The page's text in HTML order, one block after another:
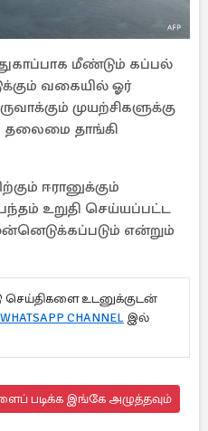
மீண்டும் கப்பல்
வகையில் ஓர்
முயற்சிகளுக்கு
தலைமை தாங்கி
ஈரானுக்கும்
உறுதி செய்யப்பட்ட
என்றும்
செய்திகளை உடனுக்குடன்
WHATSAPP CHANNEL இல்
படிக்க இங்கே அழுத்தவும்